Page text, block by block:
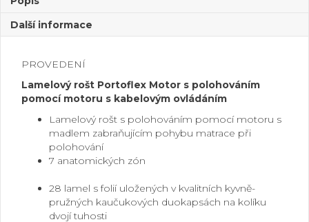
Další informace
PROVEDENÍ
Lamelový rošt Portoflex Motor s polohováním
pomocí motoru s kabelovým ovládáním
Lamelový rošt s polohováním pomocí motoru s
madlem zabraňujícím pohybu matrace při
polohování
7 anatomických zón
28 lamel s folií uložených v kvalitních kyvně-
pružných kaučukových duokapsách na kolíku
dvojí tuhosti